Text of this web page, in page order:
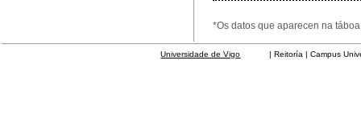
*Os datos que aparecen na
Universidade de Vigo | Reitoría | Campus